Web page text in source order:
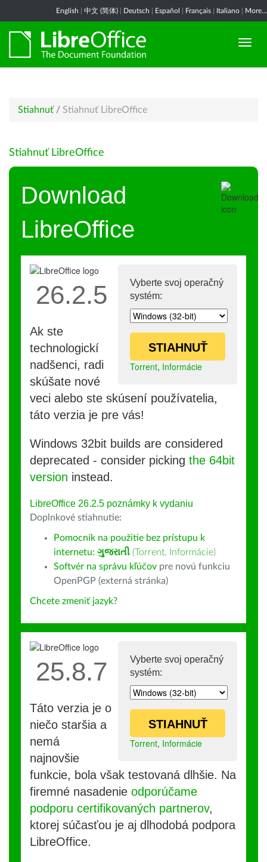
English 中文 (简体) Deutsch Español Français Italiano More...
Stiahnuť / Stiahnuť LibreOffice
Stiahnuť LibreOffice
Download
LibreOffice
Vyberte svoj operačný
systém:
STIAHNUŤ
Torrent, Informácie
26.2.5
Ak ste
technologickí
nadšenci, radi
skúšate nové
veci alebo ste skúsení používatelia,
táto verzia je pre vás!
Windows 32bit builds are considered
deprecated - consider picking the 64bit
version instead.
LibreOffice 26.2.5 poznámky k vydaniu
Doplnkové stiahnutie:
Pomocník na použitie bez prístupu k
internetu: ગુજરાતી (Torrent, Informácie)
Softvér na správu kľúčov pre novú funkciu
OpenPGP (externá stránka)
Chcete zmeniť jazyk?
Vyberte svoj operačný
systém:
STIAHNUŤ
Torrent, Informácie
25.8.7
Táto verzia je o
niečo staršia a
nemá
najnovšie
funkcie, bola však testovaná dlhšie. Na
firemné nasadenie odporúčame
podporu certifikovaných partnerov,
ktorej súčasťou je aj dlhodobá podpora
LibreOffice.